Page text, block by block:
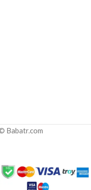
Babatr.com